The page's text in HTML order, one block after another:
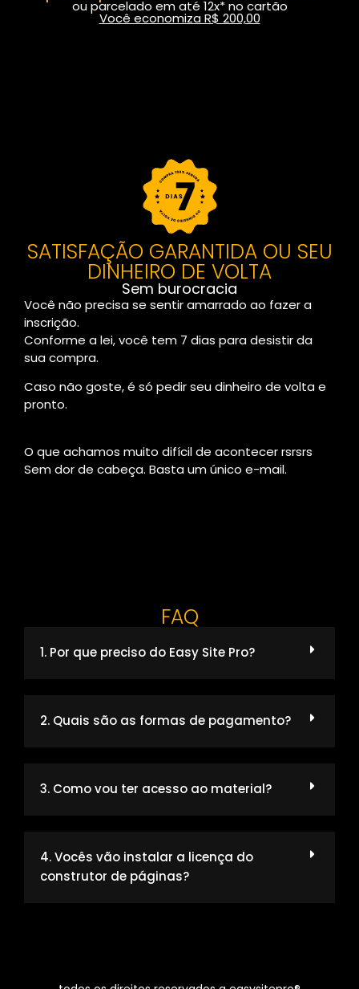
ou parcelado em até 12x* no cartão
Você economiza R$ 200,00
SATISFAÇÃO GARANTIDA OU SEU
DINHEIRO DE VOLTA
Sem burocracia
Você não precisa se sentir amarrado ao fazer a
inscrição.
Conforme a lei, você tem 7 dias para desistir da
sua compra.
Caso não goste, é só pedir seu dinheiro de volta e
pronto.
O que achamos muito difícil de acontecer rsrsrs
Sem dor de cabeça. Basta um único e-mail.
FAQ
1. Por que preciso do Easy Site Pro?
2. Quais são as formas de pagamento?
3. Como vou ter acesso ao material?
4. Vocês vão instalar a licença do
construtor de páginas?